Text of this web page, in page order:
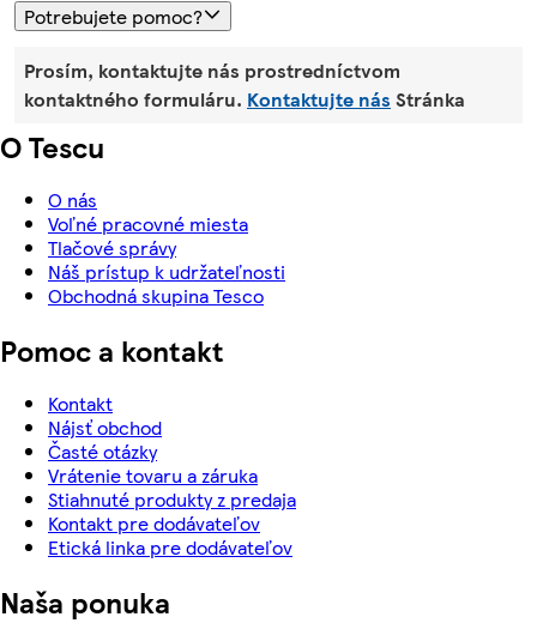
Potrebujete pomoc?
Prosím, kontaktujte nás prostredníctvom
kontaktného formuláru. Kontaktujte nás Stránka
O Tescu
O nás
Voľné pracovné miesta
Tlačové správy
Náš prístup k udržateľnosti
Obchodná skupina Tesco
Pomoc a kontakt
Kontakt
Nájsť obchod
Časté otázky
Vrátenie tovaru a záruka
Stiahnuté produkty z predaja
Kontakt pre dodávateľov
Etická linka pre dodávateľov
Naša ponuka